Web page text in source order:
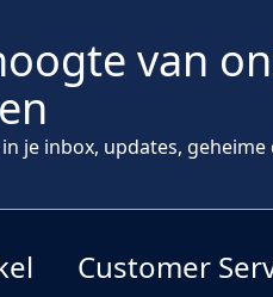
van
je inbox, updates, geheime
Customer